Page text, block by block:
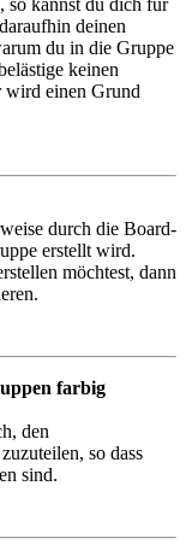
deinen
du in die Gruppe
keinen
wird einen Grund
durch die Board-
erstellt wird.
möchtest, dann
farbig
den
so dass
sind.